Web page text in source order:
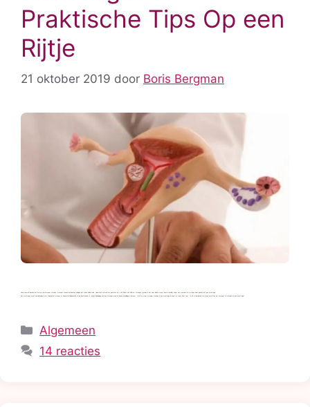
Praktische Tips Op een
Rijtje
21 oktober 2019 door Boris Bergman
Categorieën
Algemeen
14 reacties